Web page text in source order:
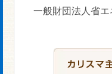
一般財団法人省